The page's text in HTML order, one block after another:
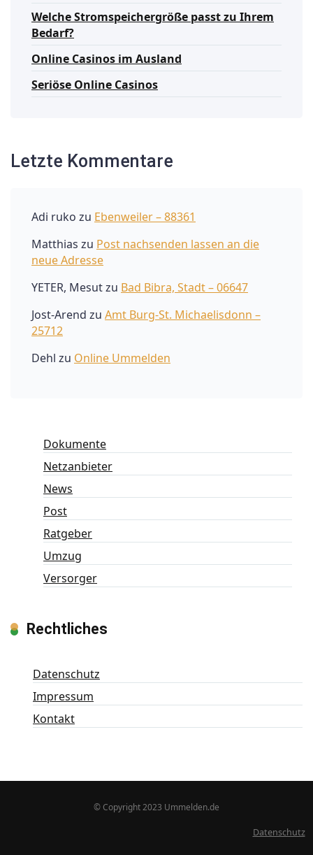
Welche Stromspeichergröße passt zu Ihrem
Bedarf?
Online Casinos im Ausland
Seriöse Online Casinos
Letzte Kommentare
Adi ruko zu Ebenweiler – 88361
Matthias zu Post nachsenden lassen an die
neue Adresse
YETER, Mesutzu Bad Bibra, Stadt – 06647
Jost-Arend zu Amt Burg-St. Michaelisdonn –
25712
Dehl zu Online Ummelden
Dokumente
Netzanbieter
News
Post
Ratgeber
Umzug
Versorger
Rechtliches
Datenschutz
Impressum
Kontakt
© Copyright 2023 Ummelden.de
Datenschutz